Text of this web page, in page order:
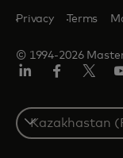
© 1994-2026
Privacy Terms
Select
a
country